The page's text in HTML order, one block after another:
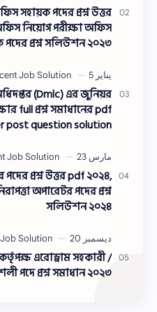
সহায়ক পদের প্রশ্ন উত্তর
নিয়োগ পরীক্ষা অফিস
পদের প্রশ্ন সলিউশন ২০২৩
(Dmlc) এর জুনিয়র
full প্রশ্ন সমাধানের pdf
post question solution
সমাধান ২০২৩
প্রশ্ন উত্তর pdf ২০২৪,
অপারেটর পদের প্রশ্ন
সলিউশন ২০২৪
এরোড্রাম সহকারী /
পদে প্রশ্ন সমাধান ২০২৩